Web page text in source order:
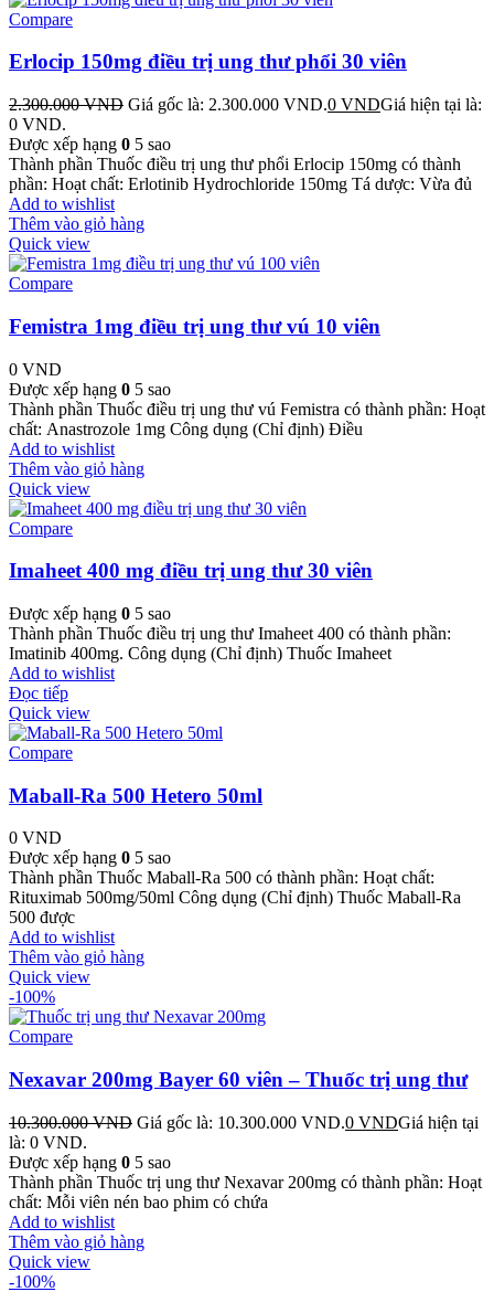
Compare
Erlocip 150mg điều trị ung thư phổi 30 viên
2.300.000VND Giá gốc là: 2.300.000 VND.0 VNDGiá hiện tại là:
0 VND.
Được xếp hạng 0 5 sao
Thành phần Thuốc điều trị ung thư phổi Erlocip 150mg có thành
phần: Hoạt chất: Erlotinib Hydrochloride 150mg Tá dược: Vừa đủ
Add to wishlist
Thêm vào giỏ hàng
Quick view
Compare
Femistra 1mg điều trị ung thư vú 10 viên
0 VND
Được xếp hạng 0 5 sao
Thành phần Thuốc điều trị ung thư vú Femistra có thành phần: Hoạt
chất: Anastrozole 1mg Công dụng (Chỉ định) Điều
Add to wishlist
Thêm vào giỏ hàng
Quick view
Compare
Imaheet 400 mg điều trị ung thư 30 viên
Được xếp hạng 0 5 sao
Thành phần Thuốc điều trị ung thư Imaheet 400 có thành phần:
Imatinib 400mg. Công dụng (Chỉ định) Thuốc Imaheet
Add to wishlist
Đọc tiếp
Quick view
Compare
Maball-Ra 500 Hetero 50ml
0 VND
Được xếp hạng 0 5 sao
Thành phần Thuốc Maball-Ra 500 có thành phần: Hoạt chất:
Rituximab 500mg/50ml Công dụng (Chỉ định) Thuốc Maball-Ra
500 được
Add to wishlist
Thêm vào giỏ hàng
Quick view
-100%
Compare
Nexavar 200mg Bayer 60 viên – Thuốc trị ung thư
10.300.000VND Giá gốc là: 10.300.000 VND.0 VNDGiá hiện tại
là: 0 VND.
Được xếp hạng 0 5 sao
Thành phần Thuốc trị ung thư Nexavar 200mg có thành phần: Hoạt
chất: Mỗi viên nén bao phim có chứa
Add to wishlist
Thêm vào giỏ hàng
Quick view
-100%